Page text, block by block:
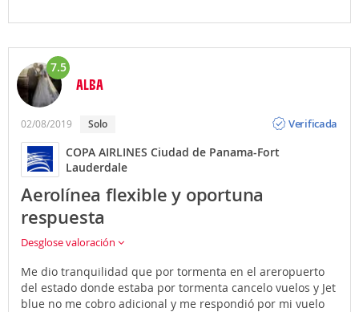
7.5
ALBA
02/08/2019 Solo
Verificada
COPA AIRLINES Ciudad de Panama-Fort
Lauderdale
Aerolínea flexible y oportuna
respuesta
Desglose valoración
Me dio tranquilidad que por tormenta en el areropuerto
del estado donde estaba por tormenta cancelo vuelos y Jet
blue no me cobro adicional y me respondió por mi vuelo